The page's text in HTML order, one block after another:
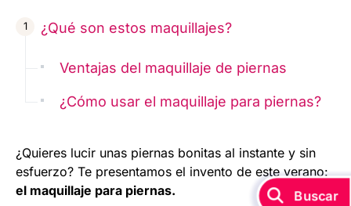
¿Qué son estos maquillajes?
Ventajas del maquillaje de piernas
¿Cómo usar el maquillaje para piernas?
¿Quieres lucir unas piernas bonitas al instante y sin
esfuerzo? Te presentamos el invento de este verano:
el maquillaje para piernas.
Buscar